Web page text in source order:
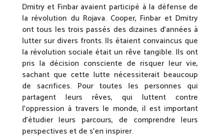
Dmitry et Finbar avaient participé à la défense de
la révolution du Rojava. Cooper, Finbar et Dmitry
ont tous les trois passés des dizaines d’années à
lutter sur divers fronts. Ils étaient convaincus que
la révolution sociale était un rêve tangible. Ils ont
pris la décision consciente de risquer leur vie,
sachant que cette lutte nécessiterait beaucoup
de sacrifices. Pour toutes les personnes qui
partagent leurs rêves, qui luttent contre
l’oppression à travers le monde, il est important
d’étudier leurs parcours, de comprendre leurs
perspectives et de s’en inspirer.